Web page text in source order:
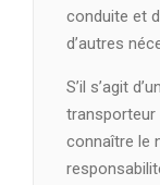
conduite et
d’autres
S’il s’agit
connaître le